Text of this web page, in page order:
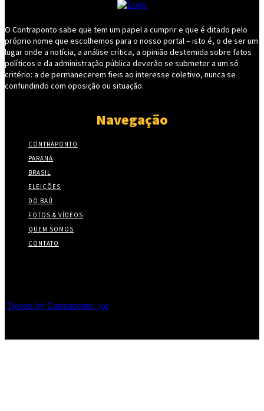
O Contraponto sabe que tem um papel a cumprir e que é ditado pelo
próprio nome que escolhemos para o nosso portal – isto é, o de ser um
lugar onde a notícia, a análise crítica, a opinião destemida sobre fatos
políticos e da administração pública deverão se submeter a um só
critério: a de permanecerem fieis ao interesse coletivo, nunca se
confundindo com oposição ou situação.
Navegação
CONTRAPONTO
PARANÁ
BRASIL
ELEIÇÕES
DO BAÚ
FOTOS & VÍDEOS
QUEM SOMOS
CONTATO
Tweets by Contraponto_jor